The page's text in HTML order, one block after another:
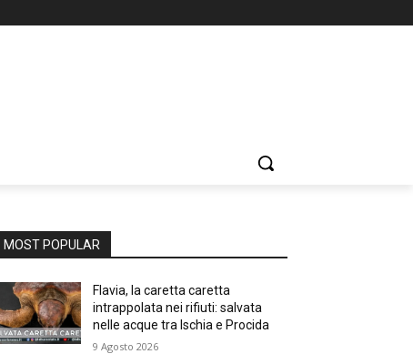
MOST POPULAR
Flavia, la caretta caretta
intrappolata nei rifiuti: salvata
nelle acque tra Ischia e Procida
9 Agosto 2026